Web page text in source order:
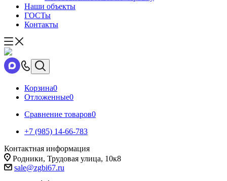
Наши объекты
ГОСТы
Контакты
Корзина0
Отложенные0
Сравнение товаров0
+7 (985) 14-66-783
Контактная информация
Родники, Трудовая улица, 10к8
sale@zgbi67.ru